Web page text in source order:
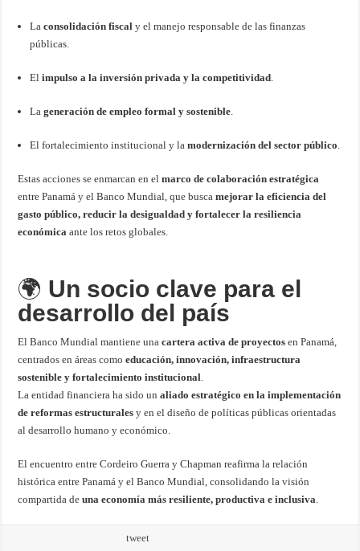
Laconsolidación fiscal y el manejo responsable de las finanzas
públicas.
Elimpulso a la inversión privada y la competitividad.
Lageneración de empleo formal y sostenible.
El fortalecimiento institucional y lamodernización del sector público.
Estas acciones se enmarcan en elmarco de colaboración estratégica
entre Panamá y el Banco Mundial, que buscamejorar la eficiencia del
gasto público, reducir la desigualdad y fortalecer la resiliencia
económica ante los retos globales.
🌍 Un socio clave para el
desarrollo del país
El Banco Mundial mantiene unacartera activa de proyectos en Panamá,
centrados en áreas comoeducación, innovación, infraestructura
sostenible y fortalecimiento institucional.
La entidad financiera ha sido unaliado estratégico en la implementación
de reformas estructurales y en el diseño de políticas públicas orientadas
al desarrollo humano y económico.
El encuentro entre Cordeiro Guerra y Chapman reafirma la relación
histórica entre Panamá y el Banco Mundial, consolidando la visión
compartida deuna economía más resiliente, productiva e inclusiva.
tweet